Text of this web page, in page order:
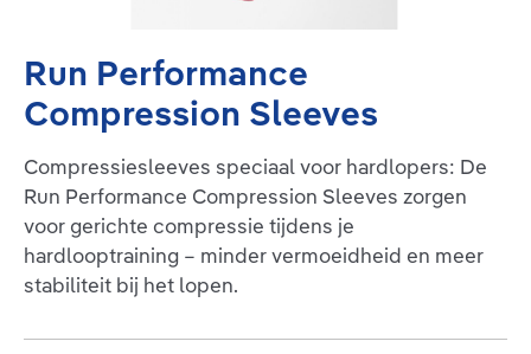
Run Performance
Compression Sleeves
Compressiesleeves speciaal voor hardlopers: De
Run Performance Compression Sleeves zorgen
voor gerichte compressie tijdens je
hardlooptraining – minder vermoeidheid en meer
stabiliteit bij het lopen.